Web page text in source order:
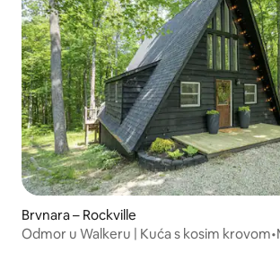
Brvnara – Rockville
Odmor u Walkeru | Kuća s kosim